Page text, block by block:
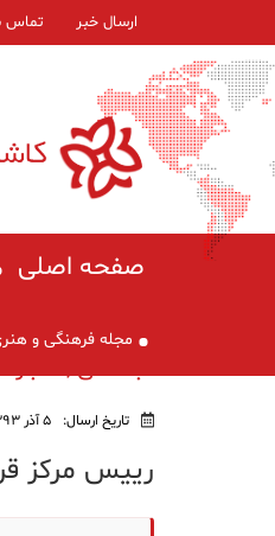
ارسال خبر تماس
صفحه اصلی
مجله فرهنگی و
اجتماعی , اخبار
تاریخ ارسال: 5 آذر 1393
رییس مرکز